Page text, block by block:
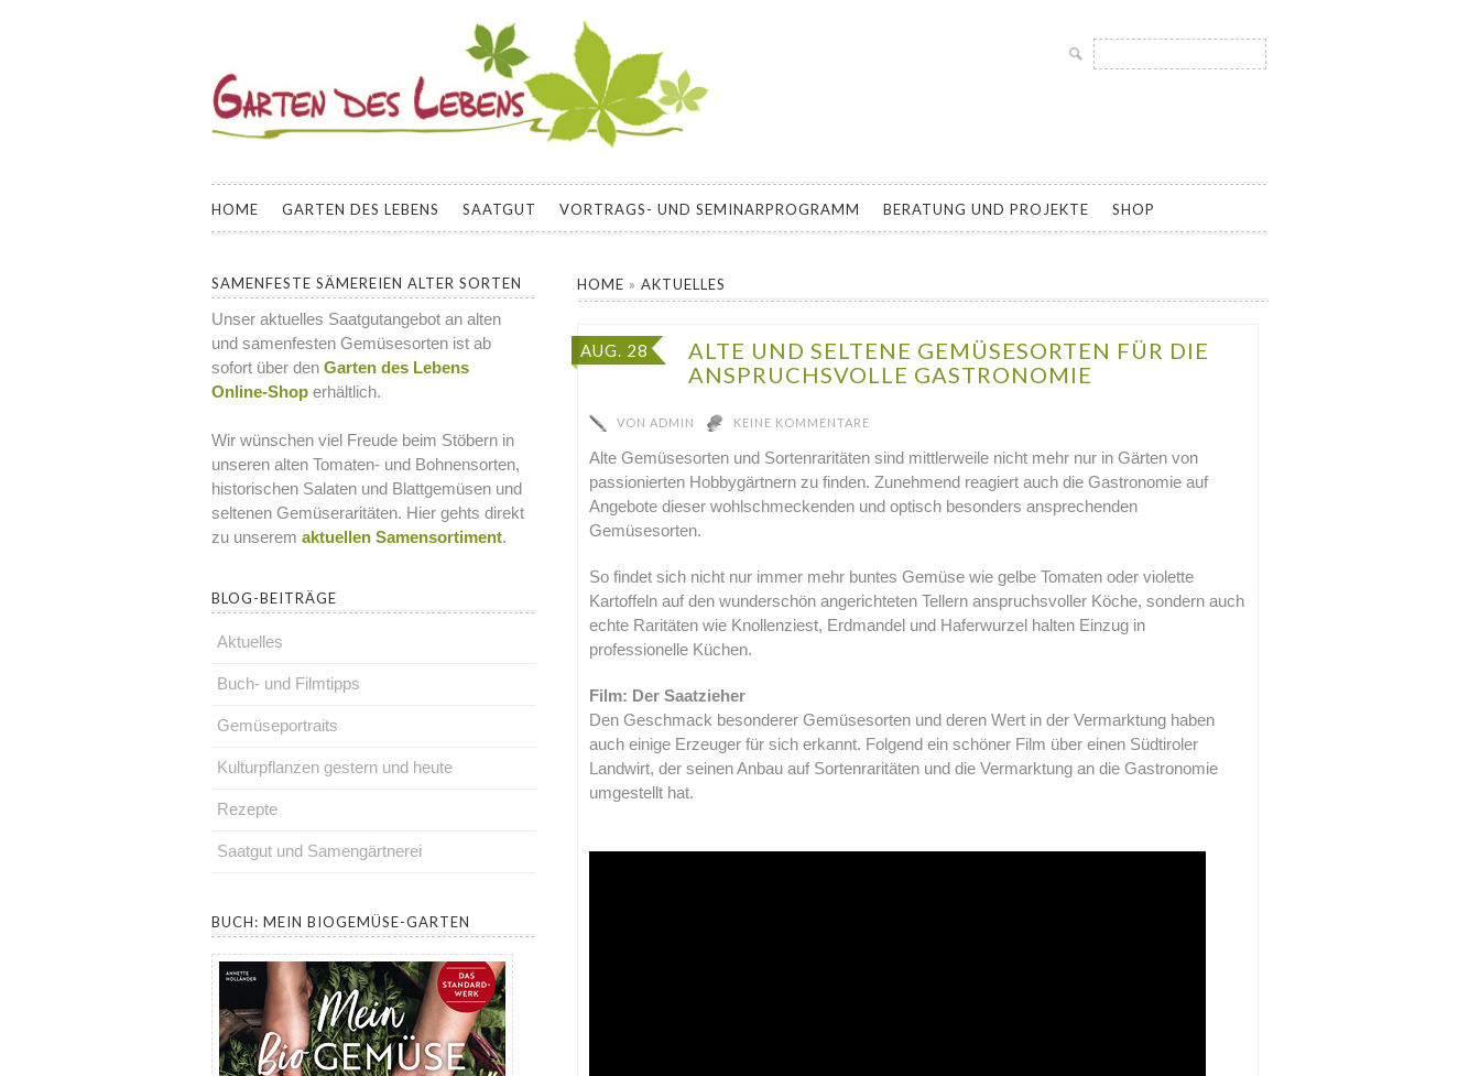
GARTEN DES LEBENS
INFORMATIONEN UND KURSANGEBOTE ZU BIOLOGISCH GÄRTNERN, SELBSTVERSORGUNG, PERMAKULTUR UND SAMENGÄRTNEREI, SAATGUT ALTER UND
SAMENFESTER GEMÜSESORTEN FÜR DEN HAUSGARTEN
Suche
nach:
HOME GARTEN DES LEBENS SAATGUT VORTRAGS- UND SEMINARPROGRAMM BERATUNG UND PROJEKTE SHOP
HOME »AKTUELLES
AUG. 28
ALTE UND SELTENE GEMÜSESORTEN FÜR DIE
ANSPRUCHSVOLLE GASTRONOMIE
VONADMIN KEINE KOMMENTARE
Alte Gemüsesorten und Sortenraritäten sind mittlerweile nicht mehr nur in Gärten von
passionierten Hobbygärtnern zu finden. Zunehmend reagiert auch die Gastronomie auf
Angebote dieser wohlschmeckenden und optisch besonders ansprechenden
Gemüsesorten.
So findet sich nicht nur immer mehr buntes Gemüse wie gelbe Tomaten oder violette
Kartoffeln auf den wunderschön angerichteten Tellern anspruchsvoller Köche, sondern auch
echte Raritäten wie Knollenziest, Erdmandel und Haferwurzel halten Einzug in
professionelle Küchen.
Film: Der Saatzieher
Den Geschmack besonderer Gemüsesorten und deren Wert in der Vermarktung haben
auch einige Erzeuger für sich erkannt. Folgend ein schöner Film über einen Südtiroler
Landwirt, der seinen Anbau auf Sortenraritäten und die Vermarktung an die Gastronomie
umgestellt hat.
SAMENFESTE SÄMEREIEN ALTER SORTEN
Unser aktuelles Saatgutangebot an alten
und samenfesten Gemüsesorten ist ab
sofort über den Garten des Lebens
Online-Shop erhältlich.
Wir wünschen viel Freude beim Stöbern in
unseren alten Tomaten- und Bohnensorten,
historischen Salaten und Blattgemüsen und
seltenen Gemüseraritäten. Hier gehts direkt
zu unserem aktuellen Samensortiment.
BLOG-BEITRÄGE
Aktuelles
Buch- und Filmtipps
Gemüseportraits
Kulturpflanzen gestern und heute
Rezepte
Saatgut und Samengärtnerei
BUCH: MEIN BIOGEMÜSE-GARTEN